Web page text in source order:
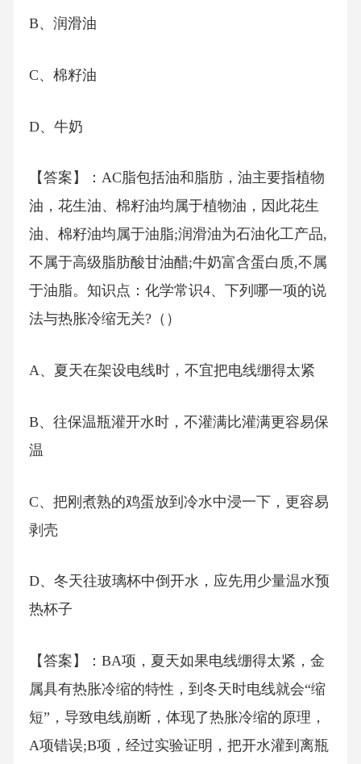
B、润滑油
C、棉籽油
D、牛奶
【答案】：AC脂包括油和脂肪，油主要指植物
油，花生油、棉籽油均属于植物油，因此花生
油、棉籽油均属于油脂;润滑油为石油化工产品,
不属于高级脂肪酸甘油醋;牛奶富含蛋白质,不属
于油脂。知识点：化学常识4、下列哪一项的说
法与热胀冷缩无关?（）
A、夏天在架设电线时，不宜把电线绷得太紧
B、往保温瓶灌开水时，不灌满比灌满更容易保
温
C、把刚煮熟的鸡蛋放到冷水中浸一下，更容易
剥壳
D、冬天往玻璃杯中倒开水，应先用少量温水预
热杯子
【答案】：BA项，夏天如果电线绷得太紧，金
属具有热胀冷缩的特性，到冬天时电线就会“缩
短”，导致电线崩断，体现了热胀冷缩的原理，
A项错误;B项，经过实验证明，把开水灌到离瓶